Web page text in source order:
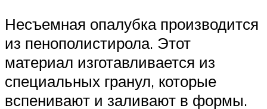
Несъемная опалубка производится
из пенополистирола. Этот
материал изготавливается из
специальных гранул, которые
вспенивают и заливают в формы.